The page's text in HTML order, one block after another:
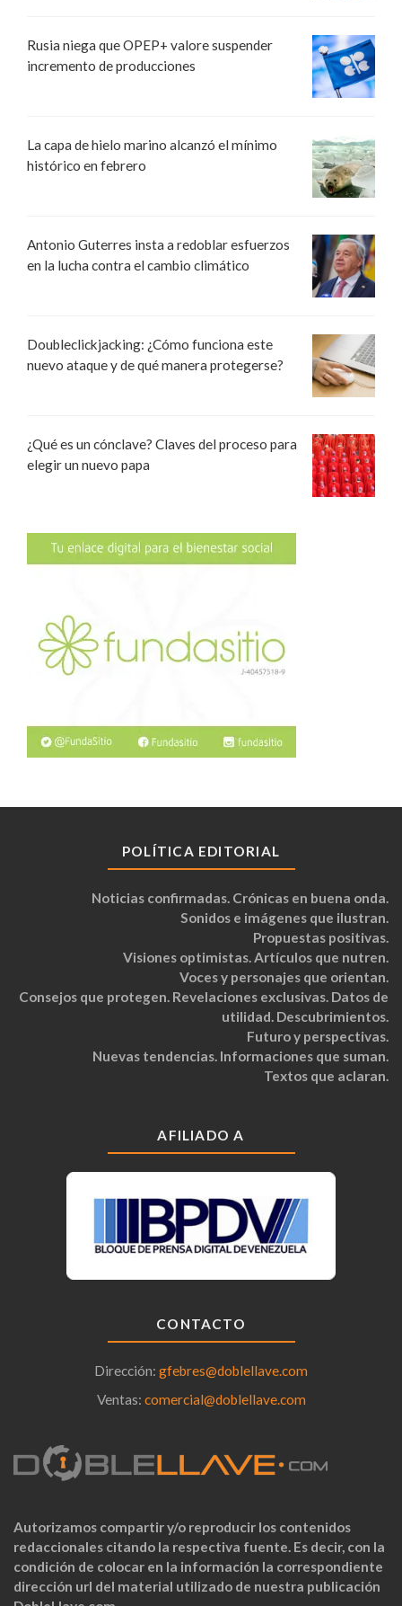
Rusia niega que OPEP+ valore suspender
incremento de producciones
La capa de hielo marino alcanzó el mínimo
histórico en febrero
Antonio Guterres insta a redoblar esfuerzos
en la lucha contra el cambio climático
Doubleclickjacking: ¿Cómo funciona este
nuevo ataque y de qué manera protegerse?
¿Qué es un cónclave? Claves del proceso para
elegir un nuevo papa
POLÍTICA EDITORIAL
Noticias confirmadas. Crónicas en buena onda.
Sonidos e imágenes que ilustran.
Propuestas positivas.
Visiones optimistas. Artículos que nutren.
Voces y personajes que orientan.
Consejos que protegen. Revelaciones exclusivas. Datos de
utilidad. Descubrimientos.
Futuro y perspectivas.
Nuevas tendencias. Informaciones que suman.
Textos que aclaran.
AFILIADO A
CONTACTO
Dirección: gfebres@doblellave.com
Ventas: comercial@doblellave.com
Autorizamos compartir y/o reproducir los contenidos
redaccionales citando la respectiva fuente. Es decir, con la
condición de colocar en la información la correspondiente
dirección url del material utilizado de nuestra publicación